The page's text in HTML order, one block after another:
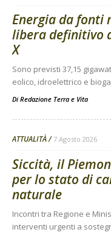
Energia da fonti
libera definitivo
X
Sono previsti 37,15
eolico, idroelettrico e
Di Redazione Terra e Vita
ATTUALITÀ 7 Agosto 2026
Siccità, il
per lo stato di
naturale
Incontri tra Regione e
interventi urgenti a